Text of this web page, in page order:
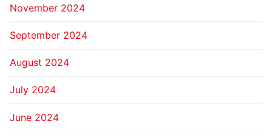
November 2024
September 2024
August 2024
July 2024
June 2024